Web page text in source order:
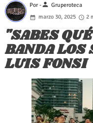
Por -person Gruperoteca
marzo 30, 2025
2
"SABES
BANDA
LUIS FONSI